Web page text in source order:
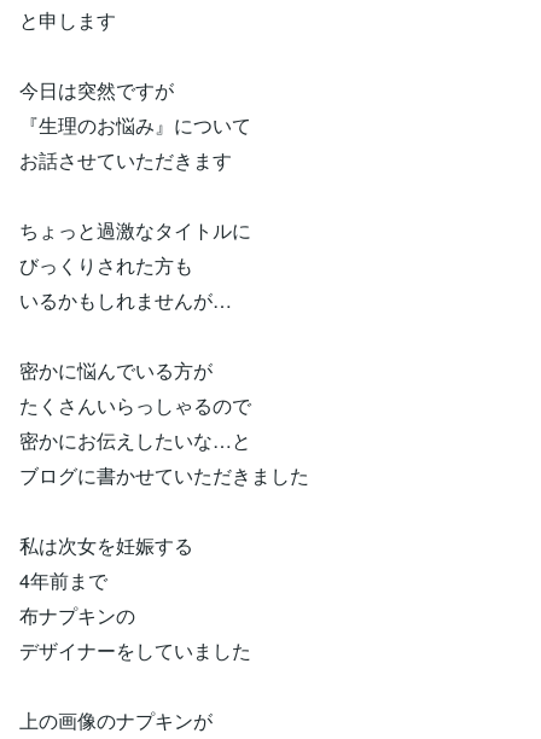
と申します
今日は突然ですが
『生理のお悩み』について
お話させていただきます
ちょっと過激なタイトルに
びっくりされた方も
いるかもしれませんが…
密かに悩んでいる方が
たくさんいらっしゃるので
密かにお伝えしたいな…と
ブログに書かせていただきました
私は次女を妊娠する
4年前まで
布ナプキンの
デザイナーをしていました
上の画像のナプキンが